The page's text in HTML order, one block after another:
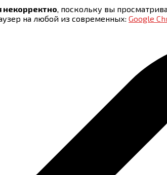
некорректно, поскольку вы
на любой из современных: Google